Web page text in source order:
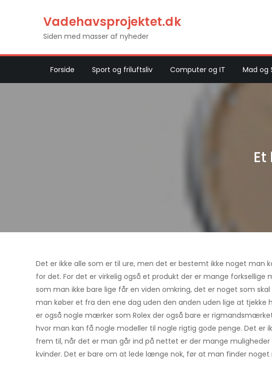
Vadehavsprojektet.dk
Siden med masser af nyheder
Forside Sport og friluftsliv Computer og IT Mad og
Det er ikke alle som er til ure, men det er bestemt ikke noget man
for det. For det er virkelig også et produkt der er mange
som man ikke bare lige får en viden omkring, det er noget som
man køber et fra den ene dag uden den anden uden lige at tjekke
er også nogle mærker som Rolex der også bare er
hvor man kan få nogle modeller til nogle rigtig gode penge. Det er
frem til, når det er man går ind på nettet er der mange
kvinder. Det er bare om at lede længe nok, før at man finder noget